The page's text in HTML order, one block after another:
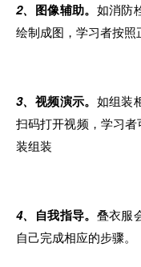
2、 图像辅助。 如消防
绘制成图，学习者按照
3、 视频演示。 如组装
扫码打开视频，学习
装组装
4、 自我指导。 叠衣服
自己完成相应的步骤。